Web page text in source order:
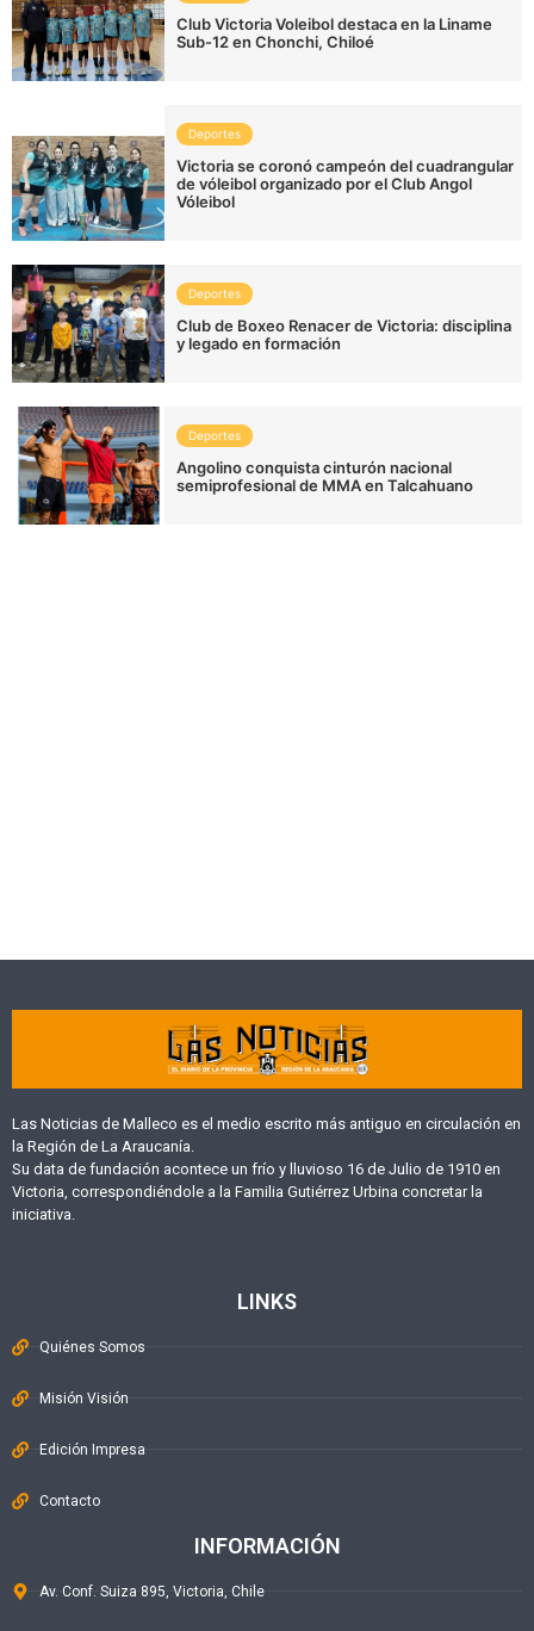
Club Victoria Voleibol destaca en la Liname
Sub-12 en Chonchi, Chiloé
Deportes
Victoria se coronó campeón del cuadrangular
de vóleibol organizado por el Club Angol
Vóleibol
Deportes
Club de Boxeo Renacer de Victoria: disciplina
y legado en formación
Deportes
Angolino conquista cinturón nacional
semiprofesional de MMA en Talcahuano
Las Noticias de Malleco es el medio escrito más antiguo en circulación en
la Región de La Araucanía.
Su data de fundación acontece un frío y lluvioso 16 de Julio de 1910 en
Victoria, correspondiéndole a la Familia Gutiérrez Urbina concretar la
iniciativa.
LINKS
Quiénes Somos
Misión Visión
Edición Impresa
Contacto
INFORMACIÓN
Av. Conf. Suiza 895, Victoria, Chile